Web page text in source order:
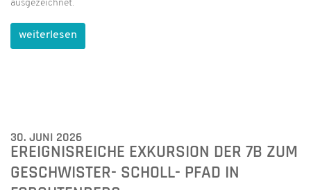
ausgezeichnet.
weiterlesen
30. JUNI 2026
EREIGNISREICHE EXKURSION DER 7B ZUM
GESCHWISTER- SCHOLL- PFAD IN